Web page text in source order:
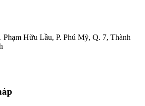
Hữu Lầu, P. Phú Mỹ, Q. 7, Thành